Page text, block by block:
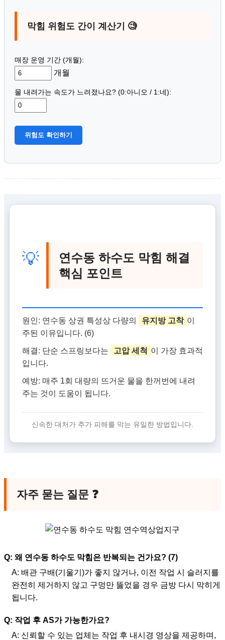
막힘 위험도 간이 계산기 🧐
매장 운영 기간 (개월):
개월
물 내려가는 속도가 느려졌나요? (0:아니오 / 1:네):
위험도 확인하기
💡 연수동 하수도 막힘 해결
핵심 포인트
원인: 연수동 상권 특성상 다량의 유지방 고착 이
주된 이유입니다. (6)
해결: 단순 스프링보다는 고압 세척 이 가장 효과적
입니다.
예방: 매주 1회 대량의 뜨거운 물을 한꺼번에 내려
주는 것이 도움이 됩니다.
신속한 대처가 추가 피해를 막는 유일한 방법입니다.
자주 묻는 질문 ❓
Q: 왜 연수동 하수도 막힘은 반복되는 건가요? (7)
A: 배관 구배(기울기)가 좋지 않거나, 이전 작업 시 슬러지를
완전히 제거하지 않고 구멍만 뚫었을 경우 금방 다시 막히게
됩니다.
Q: 작업 후 AS가 가능한가요?
A: 신뢰할 수 있는 업체는 작업 후 내시경 영상을 제공하며,